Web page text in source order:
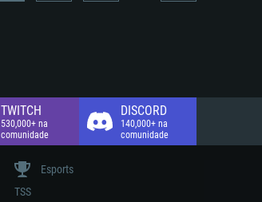
TWITCH
530,000+ na
comunidade
DISCORD
140,000+ na
comunidade
Esports
TSS